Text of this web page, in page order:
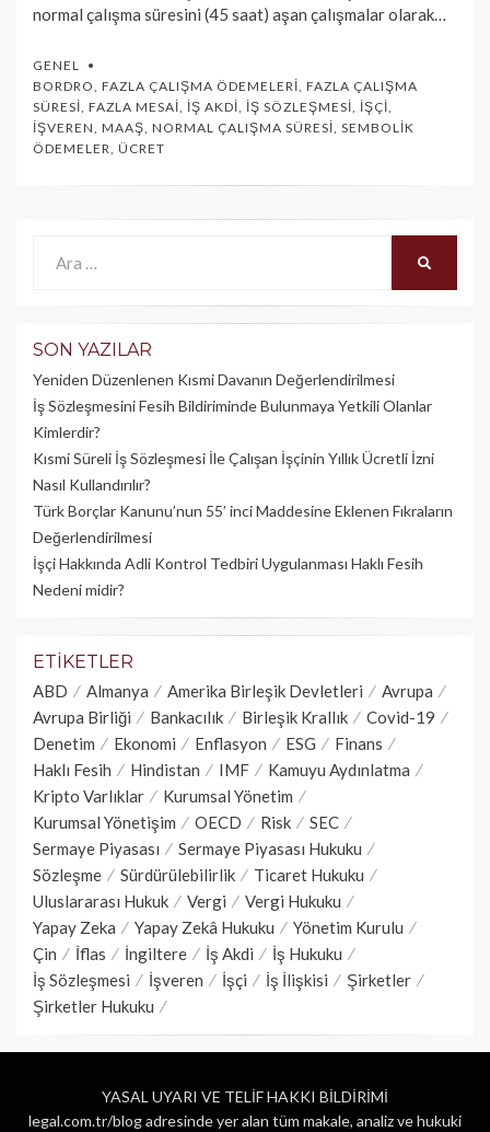
normal çalışma süresini (45 saat) aşan çalışmalar olarak…
GENEL
BORDRO, FAZLA ÇALIŞMA ÖDEMELERI, FAZLA ÇALIŞMA
SÜRESI, FAZLA MESAI, İŞ AKDI, İŞ SÖZLEŞMESI, İŞÇI,
İŞVEREN, MAAŞ, NORMAL ÇALIŞMA SÜRESI, SEMBOLIK
ÖDEMELER, ÜCRET
SON YAZILAR
Yeniden Düzenlenen Kısmi Davanın Değerlendirilmesi
İş Sözleşmesini Fesih Bildiriminde Bulunmaya Yetkili Olanlar
Kimlerdir?
Kısmi Süreli İş Sözleşmesi İle Çalışan İşçinin Yıllık Üc­retli İzni
Nasıl Kullandırılır?
Türk Borçlar Kanunu’nun 55’ inci Maddesine Eklenen Fıkraların
Değerlendirilmesi
İşçi Hakkında Adli Kontrol Tedbiri Uygulanması Haklı Fesih
Nedeni midir?
ETIKETLER
ABD Almanya Amerika Birleşik Devletleri
Avrupa
Avrupa Birliği
Bankacılık Birleşik Krallık
Covid-19
Denetim
Ekonomi Enflasyon ESG
Finans
Haklı Fesih
Hindistan IMF
Kamuyu Aydınlatma
Kripto Varlıklar
Kurumsal Yönetim
Kurumsal Yönetişim
OECD Risk
SEC
Sermaye Piyasası
Sermaye Piyasası Hukuku
Sözleşme
Sürdürülebilirlik
Ticaret Hukuku
Uluslararası Hukuk
Vergi
Vergi Hukuku
Yapay Zeka
Yapay Zekâ Hukuku
Yönetim Kurulu
Çin
İflas İngiltere İş Akdi
İş Hukuku
İş Sözleşmesi
İşveren İşçi İş İlişkisi
Şirketler
Şirketler Hukuku
YASAL UYARI VE TELİF HAKKI BİLDİRİMİ
legal.com.tr/blog adresinde yer alan tüm makale, analiz ve hukuki